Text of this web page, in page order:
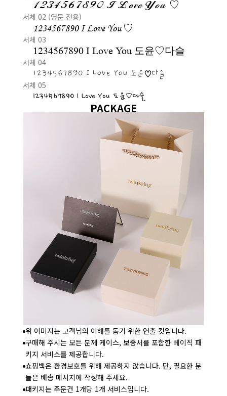
1234567890 I Love You ♡
서체 02 (영문 전용)
1234567890 I Love You ♡
서체 03
1234567890 I Love You 도윤♡다슬
서체 04
1234567890 I Love You 도윤♡다슬
서체 05
1234567890 I Love You 도윤♡다슬
PACKAGE
위 이미지는 고객님의 이해를 돕기 위한 연출 컷입니다.
구매해 주시는 모든 분께 케이스, 보증서를 포함한 베이직 패
키지 서비스를 제공합니다.
쇼핑백은 환경보호를 위해 제공하지 않습니다. 단, 필요한 분
들은 배송 메시지에 작성해 주세요.
패키지는 주문건 1개당 1개 서비스입니다.